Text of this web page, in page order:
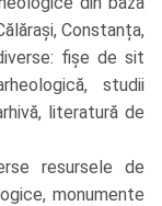
Constanța,
fișe de sit
studii
literatură de
resursele de
monumente